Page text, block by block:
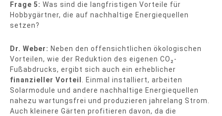
Frage 5: Was sind die langfristigen Vorteile für
Hobbygärtner, die auf nachhaltige Energiequellen
setzen?
Dr. Weber: Neben den offensichtlichen ökologischen
Vorteilen, wie der Reduktion des eigenen CO₂-
Fußabdrucks, ergibt sich auch ein erheblicher
finanzieller Vorteil
. Einmal installiert, arbeiten
Solarmodule und andere nachhaltige Energiequellen
nahezu wartungsfrei und produzieren jahrelang Strom.
Auch kleinere Gärten profitieren davon, da die